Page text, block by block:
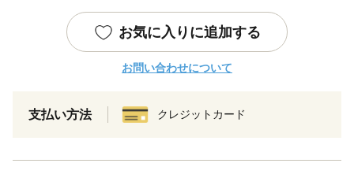
お気に入りに追加する
お問い合わせについて
支払い方法 クレジットカード